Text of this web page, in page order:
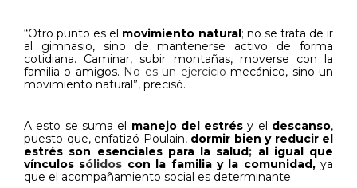
“Otro punto es el movimiento natural; no se trata de ir
al gimnasio, sino de mantenerse activo de forma
cotidiana. Caminar, subir montañas, moverse con la
familia o amigos. No es un ejercicio mecánico, sino un
movimiento natural”, precisó.
A esto se suma el manejo del estrésy el descanso,
puesto que, enfatizó Poulain, dormir bien y reducir el
estrés son esenciales para la salud; al igual que
vínculos sólidos con la familia y la comunidad,ya
que el acompañamiento social es determinante.